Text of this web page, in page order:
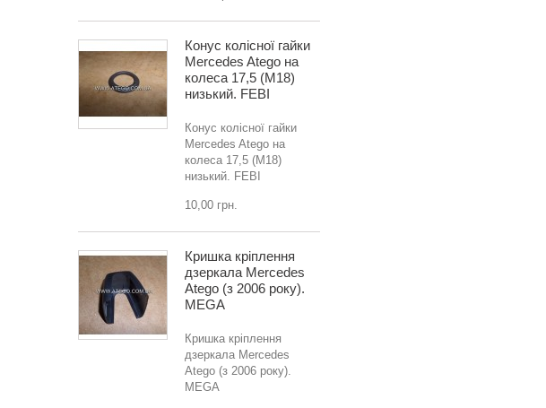
Конус колісної гайки
Mercedes Atego на
колеса 17,5 (M18)
низький. FEBI
Конус колісної гайки
Mercedes Atego на
колеса 17,5 (M18)
низький. FEBI
10,00 грн.
Кришка кріплення
дзеркала Mercedes
Atego (з 2006 року).
MEGA
Кришка кріплення
дзеркала Mercedes
Atego (з 2006 року).
MEGA